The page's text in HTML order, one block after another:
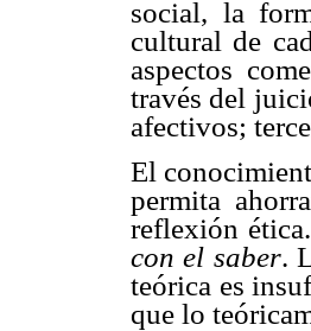
social, la
cultural de
aspectos
través del
afectivos;
El
permita
reflexión
con el saber.
teórica es
que lo